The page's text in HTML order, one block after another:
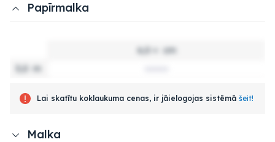
Papīrmalka
6,0 +
cm
3,0
m
Lai skatītu koklaukuma cenas, ir jāielogojas sistēmā šeit!
Malka